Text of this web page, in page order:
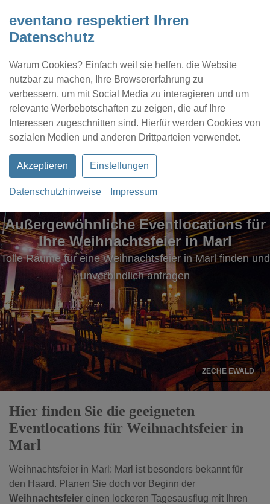
eventano respektiert Ihren
Datenschutz
Warum Cookies? Einfach weil sie helfen, die Website
nutzbar zu machen, Ihre Browsererfahrung zu
verbessern, um mit Social Media zu interagieren und um
relevante Werbebotschaften zu zeigen, die auf Ihre
Interessen zugeschnitten sind. Hierfür werden Cookies von
sozialen Medien und anderen Drittparteien verwendet.
Akzeptieren Einstellungen
Datenschutzhinweise Impressum
Kontakt Location eintragen Profil
Außergewöhnliche Eventlocations für
Ihre Weihnachtsfeier in Marl
Tolle Räume für eine Weihnachtsfeier in Marl finden und
unverbindlich anfragen
ZECHE EWALD
Hier finden Sie die geeigneten
Eventlocations für Weihnachtsfeier in
Marl
Weihnachtsfeier in Marl: Marl ist besonders bekannt für
den Haard. Planen Sie doch vor Beginn der
Weihnachtsfeier einen lockeren Tagesausflug mit Ihren